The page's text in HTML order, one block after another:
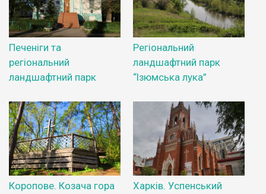
Печеніги та
регіональний
ландшафтний парк
Регіональний
ландшафтний парк
“Ізюмська лука”
Коропове. Козача гора
Харків. Успенський